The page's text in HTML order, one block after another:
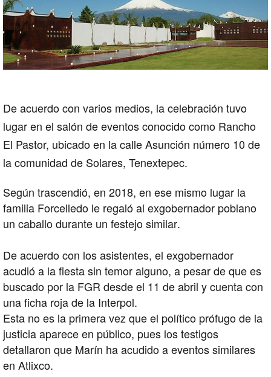
De acuerdo con varios medios, la celebración tuvo
lugar en el salón de eventos conocido como Rancho
El Pastor, ubicado en la calle Asunción número 10 de
la comunidad de Solares, Tenextepec.
Según trascendió, en 2018, en ese mismo lugar la
familia Forcelledo le regaló al exgobernador poblano
un caballo durante un festejo similar.
De acuerdo con los asistentes, el exgobernador
acudió a la fiesta sin temor alguno, a pesar de que es
buscado por la FGR desde el 11 de abril y cuenta con
una ficha roja de la Interpol.
Esta no es la primera vez que el político prófugo de la
justicia aparece en público, pues los testigos
detallaron que Marín ha acudido a eventos similares
en Atlixco.